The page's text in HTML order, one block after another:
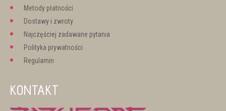
Metody płatności
Dostawy i zwroty
Najczęściej zadawane pytania
Polityka prywatności
Regulamin
KONTAKT